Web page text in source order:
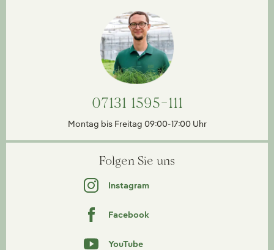
07131 1595-111
Montag bis Freitag 09:00-17:00 Uhr
Folgen Sie uns
Instagram
Facebook
YouTube